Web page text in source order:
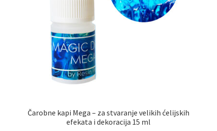
Čarobne kapi Mega – za stvaranje velikih ćelijskih
efekata i dekoracija 15 ml